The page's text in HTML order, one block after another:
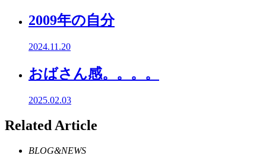
2009年の自分
2024.11.20
おばさん感。。。。
2025.02.03
Related Article
BLOG&NEWS